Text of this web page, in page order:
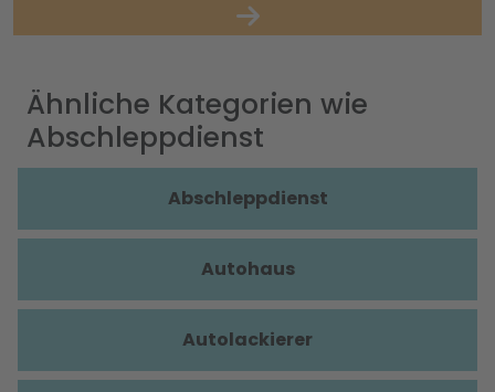
Ähnliche Kategorien wie
Abschleppdienst
Abschleppdienst
Autohaus
Autolackierer